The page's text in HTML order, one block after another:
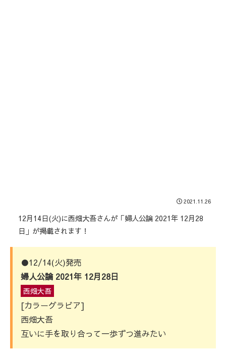
2021.11.26
12月14日(火)に西畑大吾さんが「婦人公論 2021年 12月28
日」が掲載されます！
●12/14(火)発売
婦人公論 2021年 12月28日
西畑大吾
[カラーグラビア]
西畑大吾
互いに手を取り合って一歩ずつ進みたい